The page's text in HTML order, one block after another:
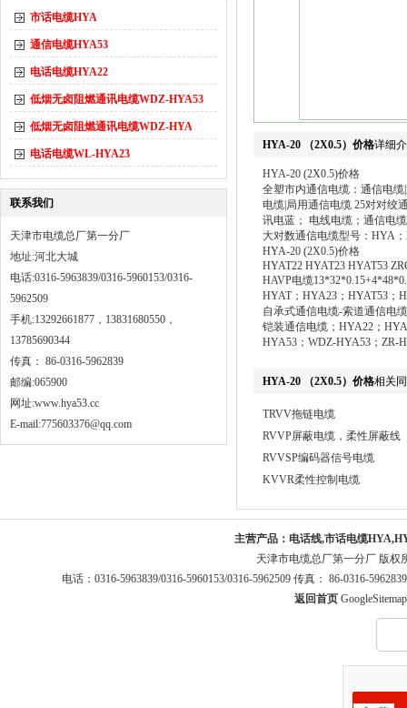
市话电缆HYA
通信电缆HYA53
电话电缆HYA22
低烟无卤阻燃通讯电缆WDZ-HYA53
低烟无卤阻燃通讯电缆WDZ-HYA
电话电缆WL-HYA23
联系我们
天津市电缆总厂第一分厂
地址:河北大城
电话:0316-5963839/0316-5960153/0316-
5962509
手机:13292661877，13831680550，
13785690344
传真： 86-0316-5962839
邮编:065900
网址:www.hya53.cc
E-mail:775603376@qq.com
HYA-20 （2X0.5）价格详细
HYA-20 (2X0.5)价格
全塑市内通信电缆：通信电
电缆|局用通信电缆 25对对绞
讯电蓝； 电线电缆；通信电
大对数通信电缆型号：HYA
HYA-20 (2X0.5)价格
HYAT22 HYAT23 HYAT53
HAVP电缆
HYAT；HYA23；HYAT53；
自承式通信电缆-索道通信电
铠装通信电缆；HYA22；
HYA53；WDZ-HYA53；ZR-
HYA-20 （2X0.5）价格相关
TRVV拖链电缆
RVVP屏蔽电缆，柔性屏蔽线
RVVSP编码器信号电缆
KVVR柔性控制电缆
主营产品： 电话线,市话电缆
天津市电缆总厂第一分厂 版权
电话：0316-5963839/0316-5960153/0316-5962509 传真： 86-0316-
返回首页 GoogleSitemap